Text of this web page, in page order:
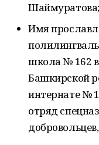
Шаймуратова;
Имя
школа № 162
Башкирской
интернате №
отряд